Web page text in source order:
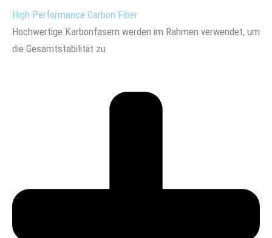
High Performance Carbon Fiber
Hochwertige Karbonfasern werden im Rahmen verwendet, um
die Gesamtstabilität zu